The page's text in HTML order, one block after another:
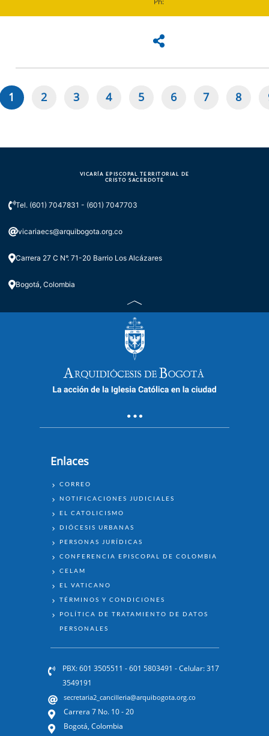
Paginación
Página
1 Page
2 Page
3 Page
4 Page
5 Page
6 Page
7 Page
8
VICARÍA EPISCOPAL TERRITORIAL DE
CRISTO SACERDOTE
Tel. (601) 7047831 - (601) 7047703
vicariaecs@arquibogota.org.co
Carrera 27 C N°. 71-20 Barrio Los Alcázares
Bogotá, Colombia
Enlaces
ENLACES
CORREO
NOTIFICACIONES JUDICIALES
EL CATOLICISMO
DIÓCESIS URBANAS
PERSONAS JURÍDICAS
CONFERENCIA EPISCOPAL DE COLOMBIA
CELAM
EL VATICANO
TÉRMINOS Y CONDICIONES
POLÍTICA DE TRATAMIENTO DE DATOS
PERSONALES
PBX: 601 3505511 - 601 5803491 - Celular: 317
3549191
secretaria2_cancilleria@arquibogota.org.co
Carrera 7 No. 10 - 20
Bogotá, Colombia